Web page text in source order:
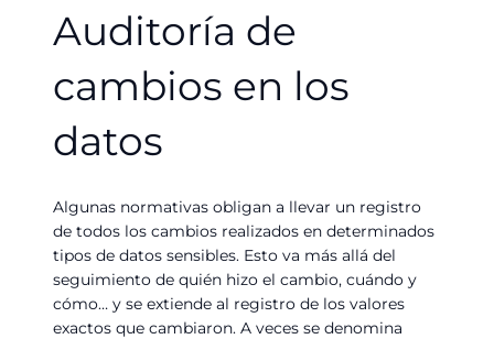
Auditoría de
cambios en los
datos
Algunas normativas obligan a llevar un registro
de todos los cambios realizados en determinados
tipos de datos sensibles. Esto va más allá del
seguimiento de quién hizo el cambio, cuándo y
cómo… y se extiende al registro de los valores
exactos que cambiaron. A veces se denomina